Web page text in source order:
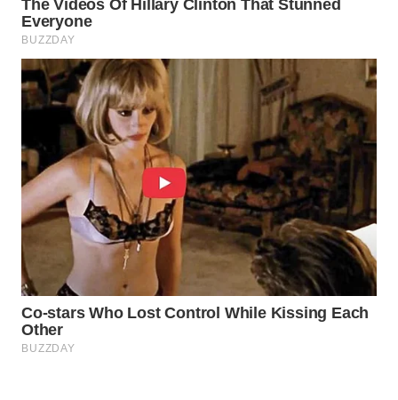
LABUANBAJO
WN
BORNEO
Media
Group
WAHANA
NEWS
WAHANA
TANI
WAHANA
ADVOKAT